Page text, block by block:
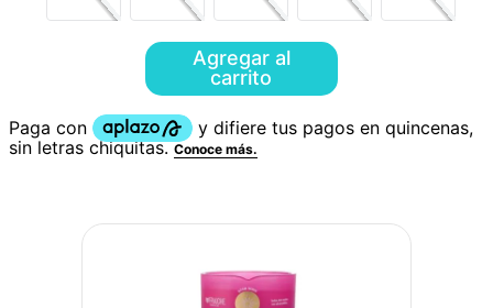
Agregar al
carrito